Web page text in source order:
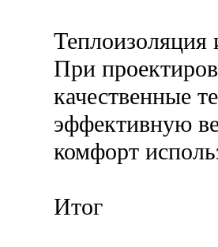
Теплоизоляция
При
качественные
эффективную
комфорт
Итог